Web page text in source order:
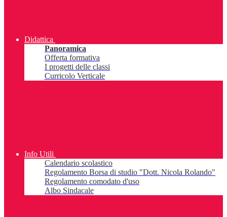
Didattica
Panoramica
Offerta formativa
I progetti delle classi
Curricolo Verticale
Info Utili
Calendario scolastico
Regolamento Borsa di studio "Dott. Nicola Rolando"
Regolamento comodato d'uso
Albo Sindacale